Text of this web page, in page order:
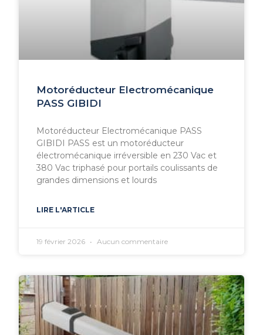
Motoréducteur Electromécanique
PASS GIBIDI
Motoréducteur Electromécanique PASS
GIBIDI PASS est un motoréducteur
électromécanique irréversible en 230 Vac et
380 Vac triphasé pour portails coulissants de
grandes dimensions et lourds
LIRE L'ARTICLE
19 février 2026 Aucun commentaire